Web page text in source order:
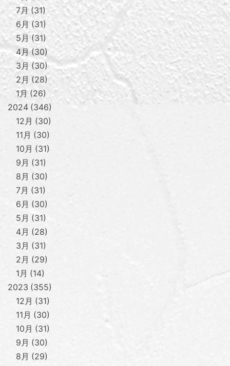
7月 31
6月
31
5月
31
4月 30
3月
30
2月
28
1月 26
2024 346
12月
30
11月
30
10月
31
9月
31
8月
30
7月
31
6月
30
5月
31
4月
28
3月
31
2月
29
1月
14
2023 355
12月
31
11月
30
10月
31
9月
30
8月
29